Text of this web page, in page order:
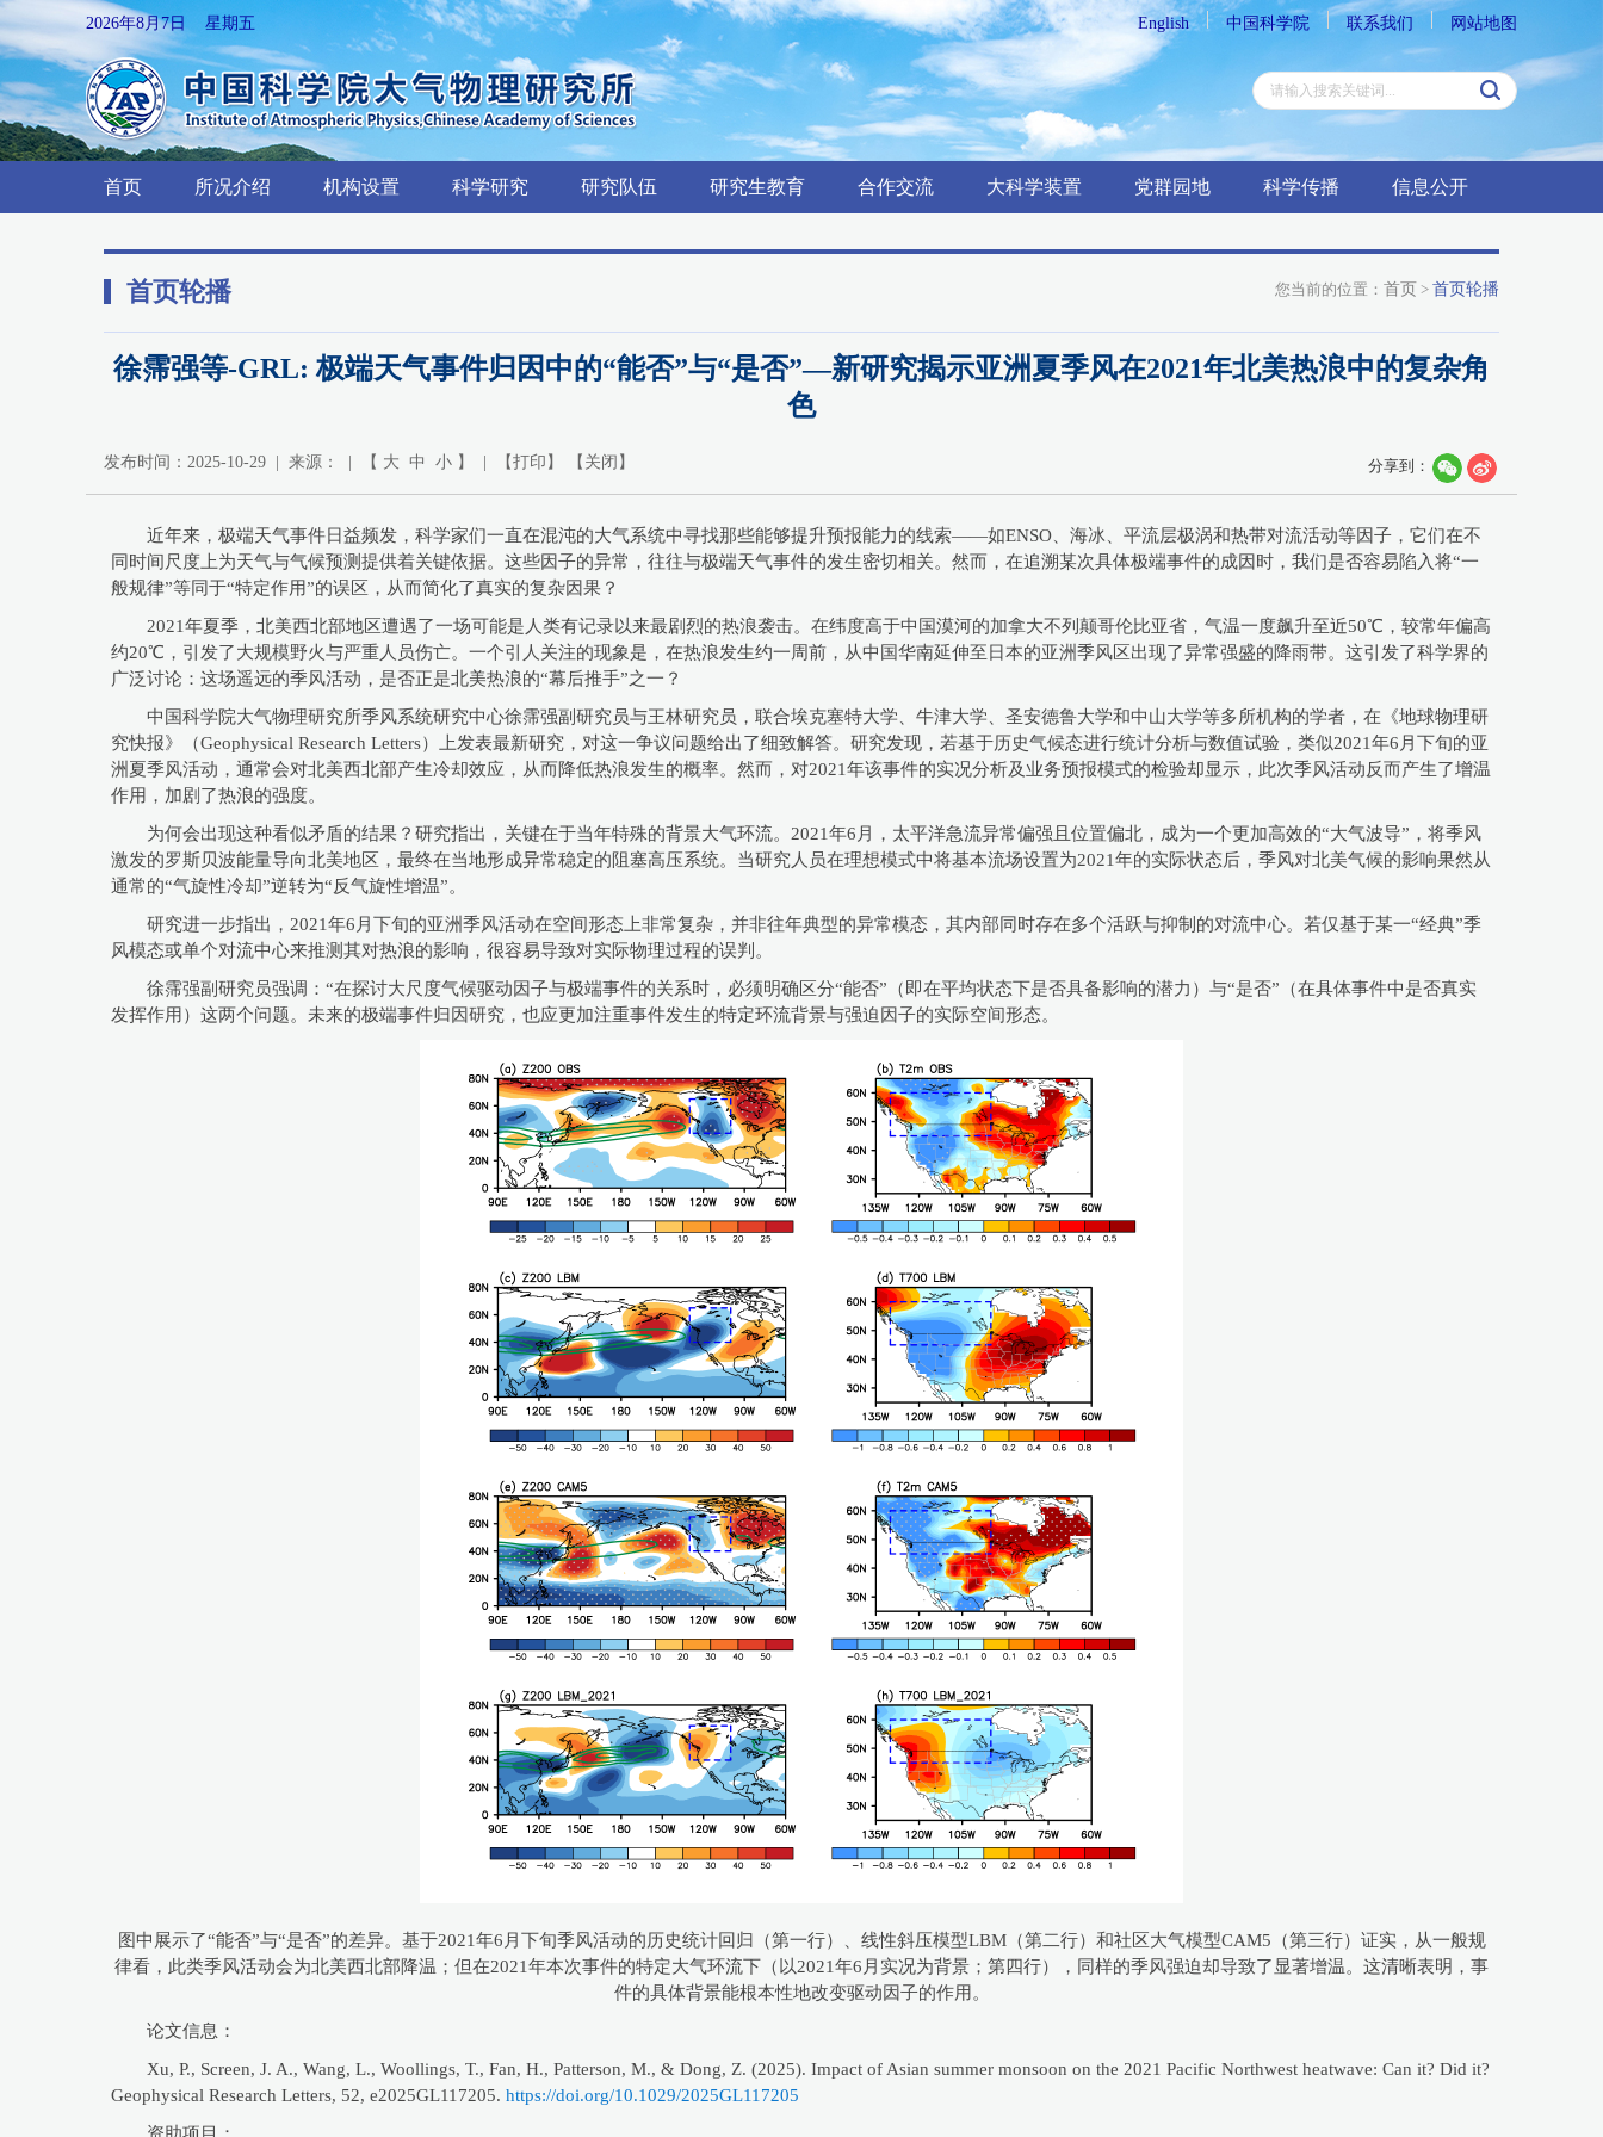
2026年8月7日 星期五 English 中国科学院 联系我们 网站地图
首页 所况介绍 机构设置 科学研究 研究队伍 研究生教育 合作交流 大科学装置 党群园地 科学传播 信息公开
首页轮播 您当前的位置： 首页 > 首页轮播
徐霈强等-GRL: 极端天气事件归因中的“能否”与“是否”—新研究揭示亚洲夏季风在2021年北美热浪中的复杂角
色
发布时间：2025-10-29 | 来源： | 【 大 中 小 】 | 【打印 】 【 关闭 】 分享到：
近年来，极端天气事件日益频发，科学家们一直在混沌的大气系统中寻找那些能够提升预报能力的线索——如ENSO、海冰、平流层极涡和热带对流活动等因子，它们在不
同时间尺度上为天气与气候预测提供着关键依据。这些因子的异常，往往与极端天气事件的发生密切相关。然而，在追溯某次具体极端事件的成因时，我们是否容易陷入将“一
般规律”等同于“特定作用”的误区，从而简化了真实的复杂因果？
2021年夏季，北美西北部地区遭遇了一场可能是人类有记录以来最剧烈的热浪袭击。在纬度高于中国漠河的加拿大不列颠哥伦比亚省，气温一度飙升至近50℃，较常年偏高
约20℃，引发了大规模野火与严重人员伤亡。一个引人关注的现象是，在热浪发生约一周前，从中国华南延伸至日本的亚洲季风区出现了异常强盛的降雨带。这引发了科学界的
广泛讨论：这场遥远的季风活动，是否正是北美热浪的“幕后推手”之一？
中国科学院大气物理研究所季风系统研究中心徐霈强副研究员与王林研究员，联合埃克塞特大学、牛津大学、圣安德鲁大学和中山大学等多所机构的学者，在《地球物理研
究快报》（Geophysical Research Letters）上发表最新研究，对这一争议问题给出了细致解答。研究发现，若基于历史气候态进行统计分析与数值试验，类似2021年6月下旬的亚
洲夏季风活动，通常会对北美西北部产生冷却效应，从而降低热浪发生的概率。然而，对2021年该事件的实况分析及业务预报模式的检验却显示，此次季风活动反而产生了增温
作用，加剧了热浪的强度。
为何会出现这种看似矛盾的结果？研究指出，关键在于当年特殊的背景大气环流。2021年6月，太平洋急流异常偏强且位置偏北，成为一个更加高效的“大气波导”，将季风
激发的罗斯贝波能量导向北美地区，最终在当地形成异常稳定的阻塞高压系统。当研究人员在理想模式中将基本流场设置为2021年的实际状态后，季风对北美气候的影响果然从
通常的“气旋性冷却”逆转为“反气旋性增温”。
研究进一步指出，2021年6月下旬的亚洲季风活动在空间形态上非常复杂，并非往年典型的异常模态，其内部同时存在多个活跃与抑制的对流中心。若仅基于某一“经典”季
风模态或单个对流中心来推测其对热浪的影响，很容易导致对实际物理过程的误判。
徐霈强副研究员强调：“在探讨大尺度气候驱动因子与极端事件的关系时，必须明确区分“能否”（即在平均状态下是否具备影响的潜力）与“是否”（在具体事件中是否真实
发挥作用）这两个问题。未来的极端事件归因研究，也应更加注重事件发生的特定环流背景与强迫因子的实际空间形态。
图中展示了“能否”与“是否”的差异。基于2021年6月下旬季风活动的历史统计回归（第一行）、线性斜压模型LBM（第二行）和社区大气模型CAM5（第三行）证实，从一般规
律看，此类季风活动会为北美西北部降温；但在2021年本次事件的特定大气环流下（以2021年6月实况为背景；第四行），同样的季风强迫却导致了显著增温。这清晰表明，事
件的具体背景能根本性地改变驱动因子的作用。
论文信息：
Xu, P., Screen, J. A., Wang, L., Woollings, T., Fan, H., Patterson, M., & Dong, Z. (2025). Impact of Asian summer monsoon on the 2021 Pacific Northwest heatwave: Can it? Did it?
Geophysical Research Letters, 52, e2025GL117205. https://doi.org/10.1029/2025GL117205